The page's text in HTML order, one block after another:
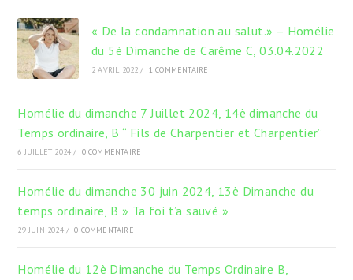
« De la condamnation au salut.» – Homélie
du 5è Dimanche de Carême C, 03.04.2022
2 AVRIL 2022 / 1 COMMENTAIRE
Homélie du dimanche 7 Juillet 2024, 14è dimanche du
Temps ordinaire, B “ Fils de Charpentier et Charpentier”
6 JUILLET 2024 / 0 COMMENTAIRE
Homélie du dimanche 30 juin 2024, 13è Dimanche du
temps ordinaire, B » Ta foi t’a sauvé »
29 JUIN 2024 / 0 COMMENTAIRE
Homélie du 12è Dimanche du Temps Ordinaire B,